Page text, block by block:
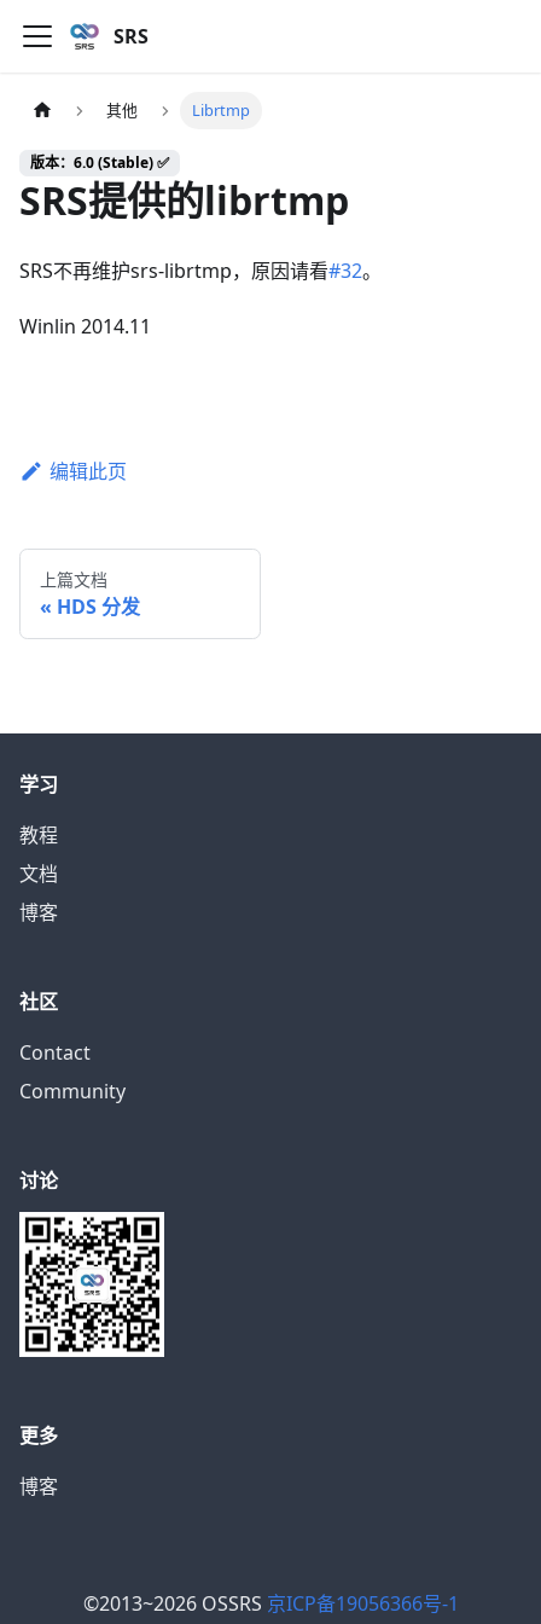
SRS
其他 Librtmp
版本：6.0 (Stable) ✅
SRS提供的librtmp
SRS不再维护srs-librtmp，原因请看#32。
Winlin 2014.11
编辑此页
上篇文档
HDS 分发
学习
教程
文档
博客
社区
Contact
Community
讨论
更多
博客
©2013~2026 OSSRS 京ICP备19056366号-1